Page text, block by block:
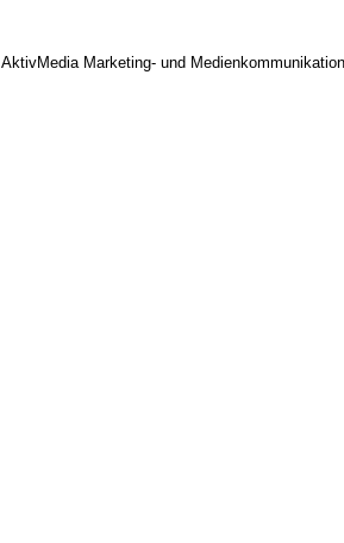
AktivMedia Marketing- und